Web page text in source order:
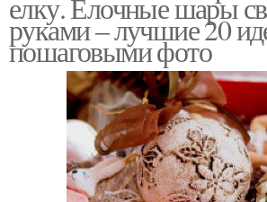
руками – лучшие 20
пошаговыми фото